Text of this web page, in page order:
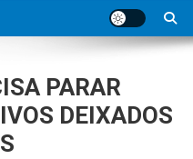
PARAR
DEIXADOS